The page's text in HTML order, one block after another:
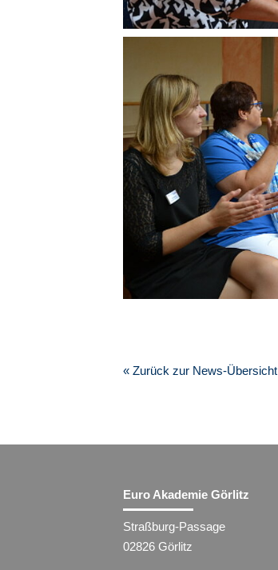
« Zurück zur News-Übersicht
Euro Akademie Görlitz
Straßburg-Passage
02826 Görlitz